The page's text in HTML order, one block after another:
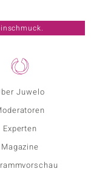
Juwelo
Experten
Magazine